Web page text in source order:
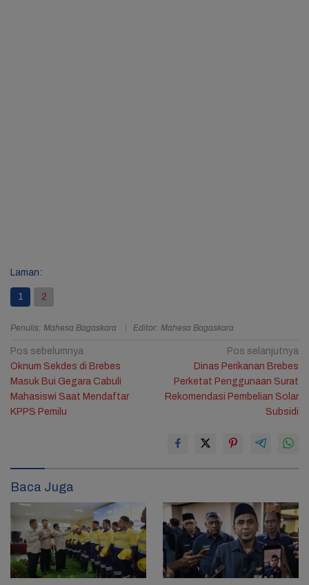
Laman:
1 2
Penulis: Mahesa Bagaskara Editor: Mahesa Bagaskara
Navigasi
pos
Pos sebelumnya
Oknum Sekdes di Brebes
Masuk Bui Gegara Cabuli
Mahasiswi Saat Mendaftar
KPPS Pemilu
Pos selanjutnya
Dinas Perikanan Brebes
Perketat Penggunaan Surat
Rekomendasi Pembelian Solar
Subsidi
Baca Juga